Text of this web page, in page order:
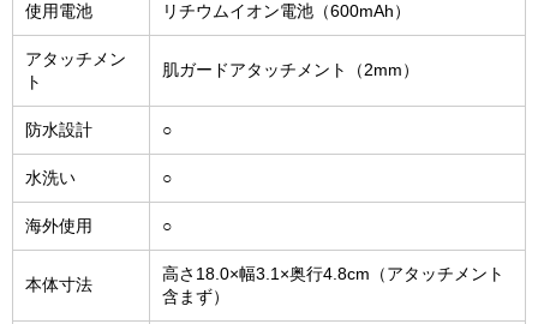
使用電池 リチウムイオン電池（600mAh）
アタッチメン
ト
肌ガードアタッチメント（2mm）
防水設計 ○
水洗い ○
海外使用 ○
本体寸法
高さ18.0×幅3.1×奥行4.8cm（アタッチメント
含まず）